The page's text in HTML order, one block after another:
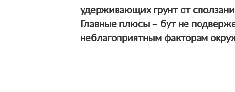
удерживающих грунт от
Главные плюсы – бут не
неблагоприятным факторам